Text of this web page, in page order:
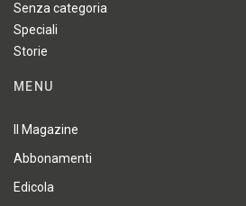
Senza categoria
Speciali
Storie
MENU
Il Magazine
Abbonamenti
Edicola